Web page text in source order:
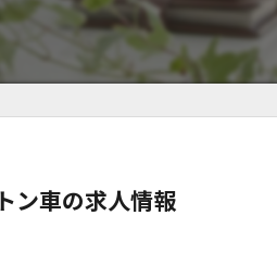
ン車の求人情報